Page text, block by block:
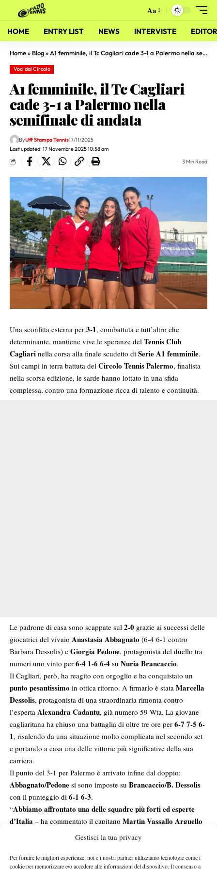
Gestisci la tua privacy
Per fornire le migliori esperienze, noi e i nostri partner utilizziamo tecnologie come i
cookie per memorizzare e/o accedere alle informazioni del dispositivo. Il consenso a
Aa
HOME ENTRY LIST NEWS INTERVISTE
Home» Blog» A1 femminile, il Tc Cagliari cade 3-1 a Palermo nella semifinale di andata
Voci dal Circolo
A1 femminile, il Tc Cagliari
cade 3-1 a Palermo nella
semifinale di andata
Last updated: 17 Novembre 2025 10:58 am
ByUff Stampa Tennis17/11/2025
3 Min Read
Una sconfitta esterna per 3-1, combattuta e tutt’altro che
determinante, mantiene vive le speranze del Tennis Club
Cagliari nella corsa alla finale scudetto di Serie A1 femminile.
Sui campi in terra battuta del Circolo Tennis Palermo, finalista
nella scorsa edizione, le sarde hanno lottato in una sfida
complessa, contro una formazione ricca di talento e continuità.
Le padrone di casa sono scappate sul 2-0 grazie ai successi delle
giocatrici del vivaio Anastasia Abbagnato (6-4 6-1 contro
Barbara Dessolis) e Giorgia Pedone, protagonista del duello tra
numeri uno vinto per 6-4 1-6 6-4 su Nuria Brancaccio.
Il Cagliari, però, ha reagito con orgoglio e ha conquistato un
punto pesantissimo in ottica ritorno. A firmarlo è stata Marcella
Dessolis, protagonista di una straordinaria rimonta contro
l’esperta Alexandra Cadantu, già numero 59 Wta. La giovane
cagliaritana ha chiuso una battaglia di oltre tre ore per 6-7 7-5 6-
1, risalendo da una situazione molto complicata nel secondo set
e portando a casa una delle vittorie più significative della sua
carriera.
Il punto del 3-1 per Palermo è arrivato infine dal doppio:
Abbagnato/Pedone si sono imposte su Brancaccio/B. Dessolis
con il punteggio di 6-1 6-3.
“Abbiamo affrontato una delle squadre più forti ed esperte
d’Italia – ha commentato il capitano Martin Vassallo Arguello
– e il successo delle avversarie è meritato. Siamo comunque
soddisfatti dell’atteggiamento delle ragazze, così come della
splendida vittoria di Marcella contro un’avversaria dal curriculum